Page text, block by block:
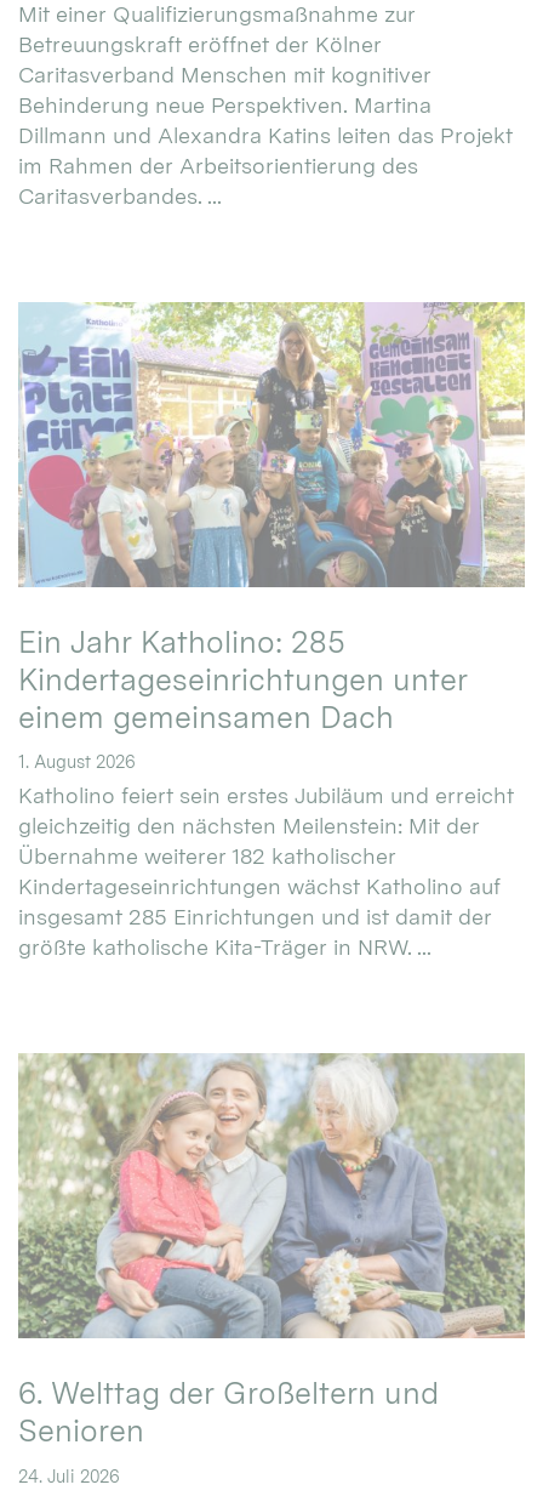
Mit einer Qualifizierungsmaßnahme zur
Betreuungskraft eröffnet der Kölner
Caritasverband Menschen mit kognitiver
Behinderung neue Perspektiven. Martina
Dillmann und Alexandra Katins leiten das Projekt
im Rahmen der Arbeitsorientierung des
Caritasverbandes. ...
Ein Jahr Katholino: 285
Kindertageseinrichtungen unter
einem gemeinsamen Dach
1. August 2026
Katholino feiert sein erstes Jubiläum und erreicht
gleichzeitig den nächsten Meilenstein: Mit der
Übernahme weiterer 182 katholischer
Kindertageseinrichtungen wächst Katholino auf
insgesamt 285 Einrichtungen und ist damit der
größte katholische Kita-Träger in NRW. ...
6. Welttag der Großeltern und
Senioren
24. Juli 2026